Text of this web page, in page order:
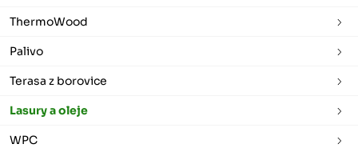
ThermoWood
Palivo
Terasa z borovice
Lasury a oleje
WPC